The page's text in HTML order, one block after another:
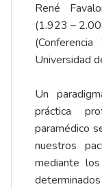
René
(1.923 –
Universidad
Un
práctica
paramédico
nuestros
mediante